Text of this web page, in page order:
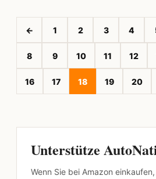
← 1 2 3 4
8 9 10 11 12
16 17 18 19 20
Unterstütze
Wenn Sie bei Amazon